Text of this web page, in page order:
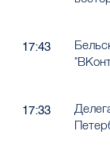
17:43
17:33